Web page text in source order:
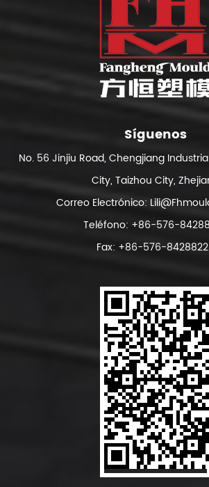
Síguenos
No. 56 Jinjiu Road, Chengjiang
City, Taizhou City,
Correo Electrónico:
Teléfono: +86-576-
Fax: +86-576-